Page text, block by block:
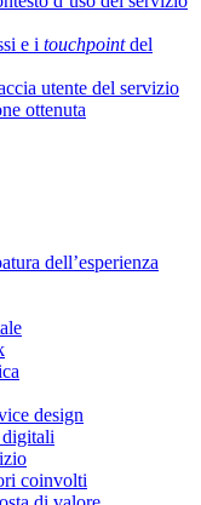
e i touchpointdel
utente del servizio
ottenuta
dell’esperienza
design
coinvolti